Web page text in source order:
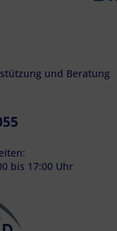
und Beratung
bis 17:00 Uhr